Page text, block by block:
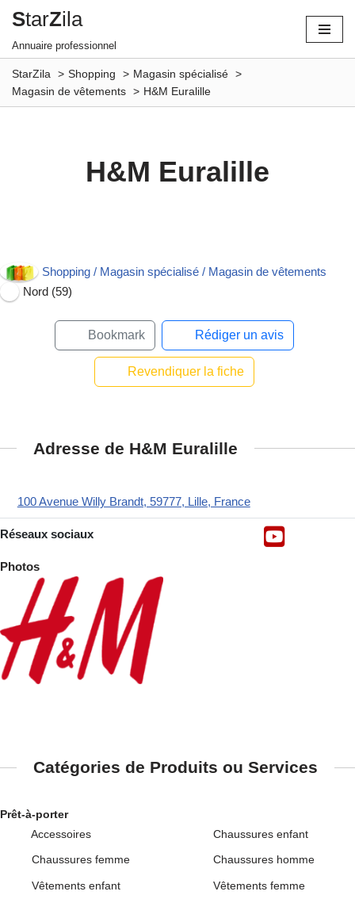
Aller
au
contenu
StarZila
Annuaire professionnel
StarZila Shopping
Magasin spécialisé
Magasin de vêtements
H&M Euralille
H&M Euralille
Shopping / Magasin spécialisé / Magasin de vêtements
Nord (59)
Bookmark Rédiger un avis
Revendiquer la fiche
Adresse de H&M Euralille
100 Avenue Willy Brandt, 59777, Lille, France
Réseaux sociaux
Photos
Catégories de Produits ou Services
Prêt-à-porter
Accessoires
Chaussures enfant
Chaussures femme Chaussures homme
Vêtements enfant Vêtements femme